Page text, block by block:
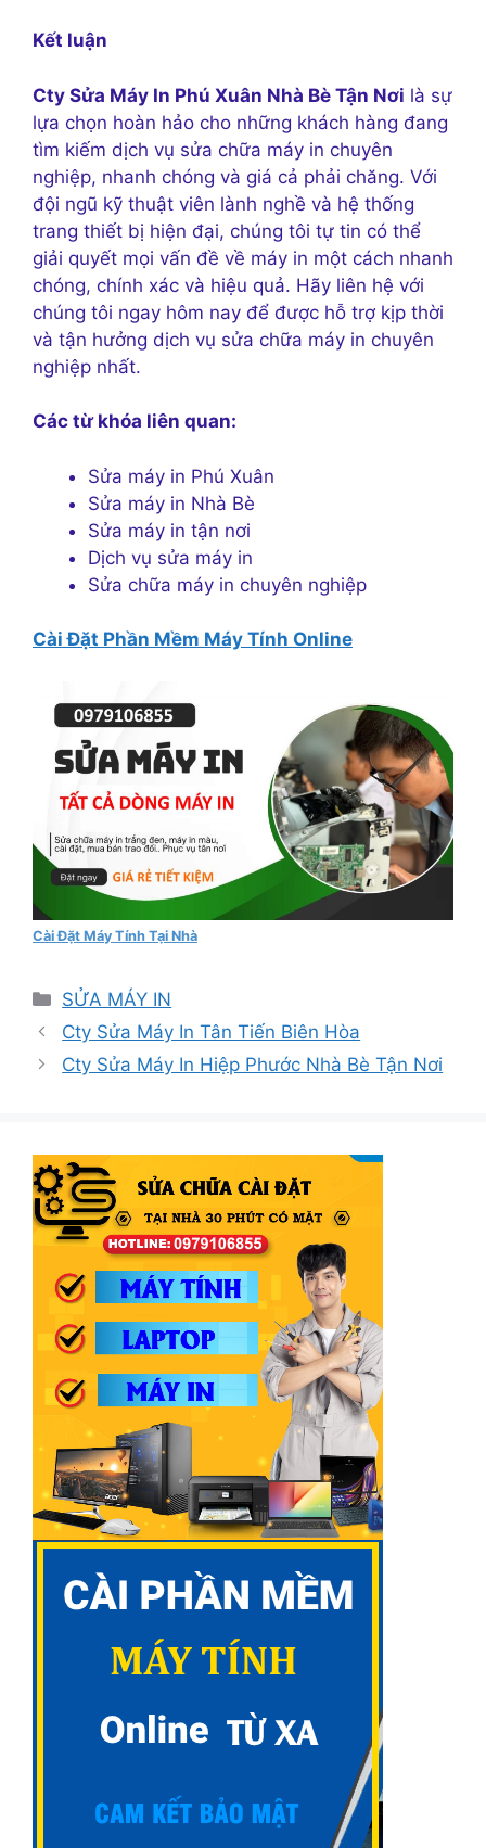
Kết luận
Cty Sửa Máy In Phú Xuân Nhà Bè Tận Nơi là sự
lựa chọn hoàn hảo cho những khách hàng đang
tìm kiếm dịch vụ sửa chữa máy in chuyên
nghiệp, nhanh chóng và giá cả phải chăng. Với
đội ngũ kỹ thuật viên lành nghề và hệ thống
trang thiết bị hiện đại, chúng tôi tự tin có thể
giải quyết mọi vấn đề về máy in một cách nhanh
chóng, chính xác và hiệu quả. Hãy liên hệ với
chúng tôi ngay hôm nay để được hỗ trợ kịp thời
và tận hưởng dịch vụ sửa chữa máy in chuyên
nghiệp nhất.
Các từ khóa liên quan:
Sửa máy in Phú Xuân
Sửa máy in Nhà Bè
Sửa máy in tận nơi
Dịch vụ sửa máy in
Sửa chữa máy in chuyên nghiệp
Cài Đặt Phần Mềm Máy Tính Online
Cài Đặt Máy Tính Tại Nhà
Danh
mục
SỬA MÁY IN
Cty Sửa Máy In Tân Tiến Biên Hòa
Cty Sửa Máy In Hiệp Phước Nhà Bè Tận Nơi